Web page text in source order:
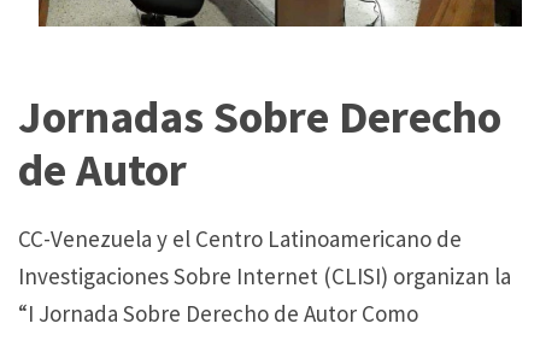
Jornadas Sobre Derecho
de Autor
CC-Venezuela y el Centro Latinoamericano de
Investigaciones Sobre Internet (CLISI) organizan la
“I Jornada Sobre Derecho de Autor Como